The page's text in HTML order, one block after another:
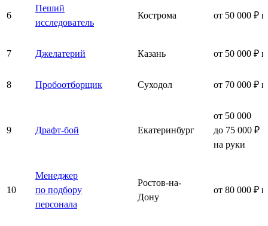
6
Пеший
исследователь
Кострома от 50 000 ₽
7 Джелатерий Казань от 50 000 ₽
8 Пробоотборщик Суходол от 70 000 ₽
9 Драфт-бой Екатеринбург
от 50 000
до 75 000 ₽
на руки
10
Менеджер
по подбору
персонала
Ростов-на-
Дону
от 80 000 ₽